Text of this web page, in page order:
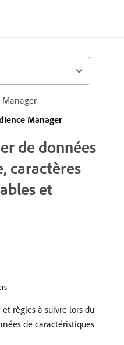
Manager
Manager
de données
caractères
et
règles à suivre lors du
de caractéristiques